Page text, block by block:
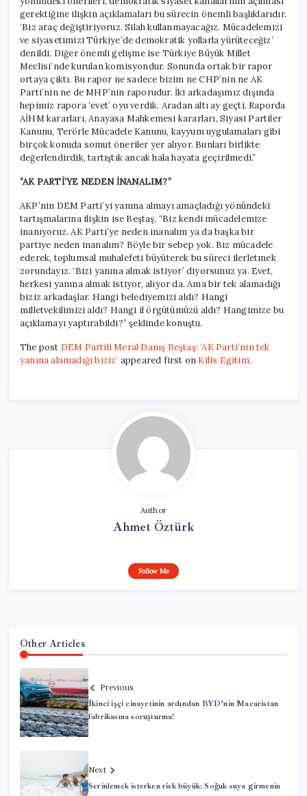
gerektiğine ilişkin açıklamaları bu sürecin önemli başlıklarıdır.
‘Biz araç değiştiriyoruz. Silah kullanmayacağız. Mücadelemizi
ve siyasetimizi Türkiye’de demokratik yollarla yürüteceğiz’
denildi. Diğer önemli gelişme ise Türkiye Büyük Millet
Meclisi’nde kurulan komisyondur. Sonunda ortak bir rapor
ortaya çıktı. Bu rapor ne sadece bizim ne CHP’nin ne AK
Parti’nin ne de MHP’nin raporudur. İki arkadaşımız dışında
hepimiz rapora ‘evet’ oyu verdik. Aradan altı ay geçti. Raporda
AİHM kararları, Anayasa Mahkemesi kararları, Siyasi Partiler
Kanunu, Terörle Mücadele Kanunu, kayyum uygulamaları gibi
birçok konuda somut öneriler yer alıyor. Bunları birlikte
değerlendirdik, tartıştık ancak hala hayata geçirilmedi.”
“AK PARTİ’YE NEDEN İNANALIM?”
AKP’nin DEM Parti’yi yanına almayı amaçladığı yönündeki
tartışmalarına ilişkin ise Beştaş, “Biz kendi mücadelemize
inanıyoruz. AK Parti’ye neden inanalım ya da başka bir
partiye neden inanalım? Böyle bir sebep yok. Biz mücadele
ederek, toplumsal muhalefeti büyüterek bu süreci ilerletmek
zorundayız. ‘Bizi yanına almak istiyor’ diyorsunuz ya. Evet,
herkesi yanına almak istiyor, alıyor da. Ama bir tek alamadığı
biziz arkadaşlar. Hangi belediyemizi aldı? Hangi
milletvekilimizi aldı? Hangi il örgütümüzü aldı? Hangimize bu
açıklamayı yaptırabildi?” şeklinde konuştu.
The post DEM Partili Meral Danış Beştaş: ‘AK Parti’nin tek
yanına alamadığı biziz’ appeared first on Kilis Egitim.
Author
Ahmet Öztürk
Follow Me
Other Articles
Previous
İkinci işçi cinayetinin ardından BYD’nin Macaristan
fabrikasına soruşturma!
Next
Serinlemek isterken risk büyük: Soğuk suya girmenin